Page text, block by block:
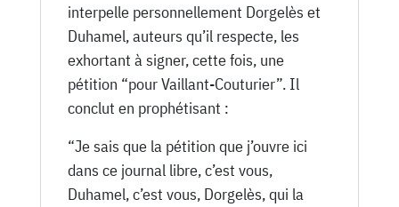
interpelle personnellement Dorgelès et
Duhamel, auteurs qu’il respecte, les
exhortant à signer, cette fois, une
pétition “pour Vaillant-Couturier”. Il
conclut en prophétisant :
“Je sais que la pétition que j’ouvre ici
dans ce journal libre, c’est vous,
Duhamel, c’est vous, Dorgelès, qui la